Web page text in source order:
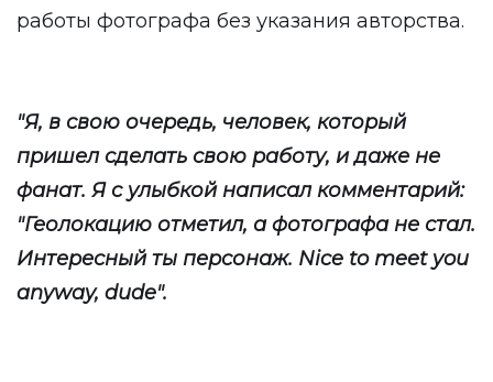
работы фотографа без указания авторства.
"Я, в свою очередь, человек, который
пришел сделать свою работу, и даже не
фанат. Я с улыбкой написал комментарий:
"Геолокацию отметил, а фотографа не стал.
Интересный ты персонаж. Nice to meet you
anyway, dude".